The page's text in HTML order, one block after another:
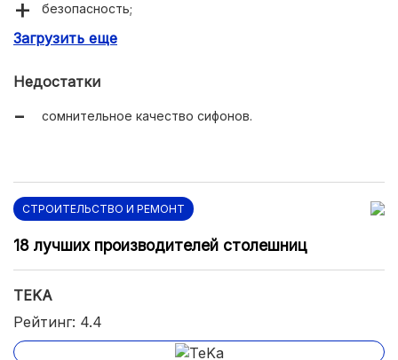
безопасность;
экологичное сырье;
Загрузить еще
Недостатки
сомнительное качество сифонов.
СТРОИТЕЛЬСТВО И РЕМОНТ
18 лучших производителей столешниц
TEKA
Рейтинг: 4.4